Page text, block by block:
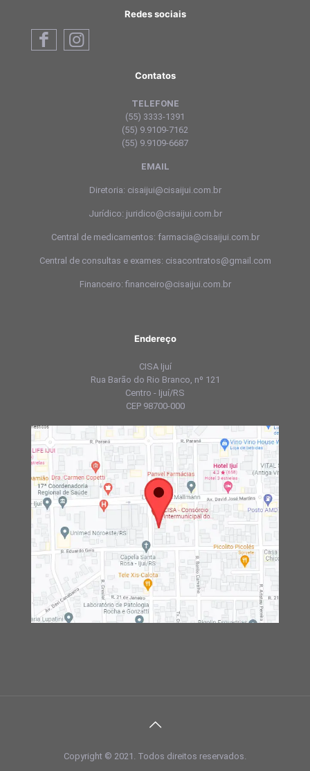
Redes sociais
Contatos
TELEFONE
(55) 3333-1391
(55) 9.9109-7162
(55) 9.9109-6687
EMAIL
Diretoria: cisaijui@cisaijui.com.br
Jurídico: juridico@cisaijui.com.br
Central de medicamentos: farmacia@cisaijui.com.br
Central de consultas e exames: cisacontratos@gmail.com
Financeiro: financeiro@cisaijui.com.br
Endereço
CISA Ijuí
Rua Barão do Rio Branco, nº 121
Centro - Ijuí/RS
CEP 98700-000
Copyright © 2021. Todos direitos reservados.